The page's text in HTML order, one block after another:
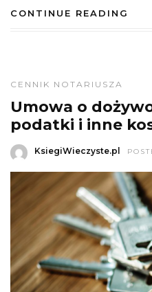
CONTINUE READING
CENNIK NOTARIUSZA
Umowa o
podatki i inne
KsiegiWieczyste.pl